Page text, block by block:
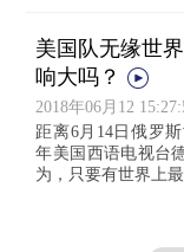
美国队无缘世
响大吗？
2018年06月12
距离6月14日俄罗
年美国西语电视台
为，只要有世界上